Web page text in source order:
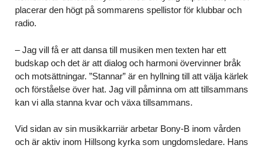
placerar den högt på sommarens spellistor för klubbar och
radio.
– Jag vill få er att dansa till musiken men texten har ett
budskap och det är att dialog och harmoni övervinner bråk
och motsättningar. ”Stannar” är en hyllning till att välja kärlek
och förståelse över hat. Jag vill påminna om att tillsammans
kan vi alla stanna kvar och växa tillsammans.
Vid sidan av sin musikkarriär arbetar Bony-B inom vården
och är aktiv inom Hillsong kyrka som ungdomsledare. Hans